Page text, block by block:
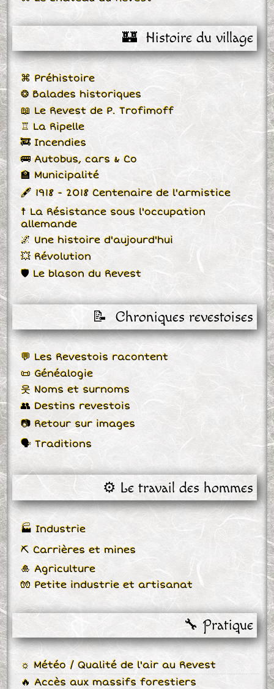
🏰  Histoire du village
⌘ Préhistoire
❂ Balades historiques
📖 Le Revest de P. Trofimoff
♖ La Ripelle
🚒 Incendies
🚌 Autobus, cars & Co
🏫 Municipalité
🖋 1918 - 2018 Centenaire de l'armistice
☨ La Résistance sous l'occupation
allemande
🌌 Une histoire d'aujourd'hui
💥 Révolution
🛡 Le blason du Revest
📝  Chroniques revestoises
💬 Les Revestois racontent
📜 Généalogie
웃 Noms et surnoms
👥 Destins revestois
📷 Retour sur images
🗣 Traditions
⚙️ Le travail des hommes
🏭 Industrie
⛏ Carrières et mines
🎍 Agriculture
🧤 Petite industrie et artisanat
🔧 Pratique
☼ Météo / Qualité de l'air au Revest
🔥 Accès aux massifs forestiers